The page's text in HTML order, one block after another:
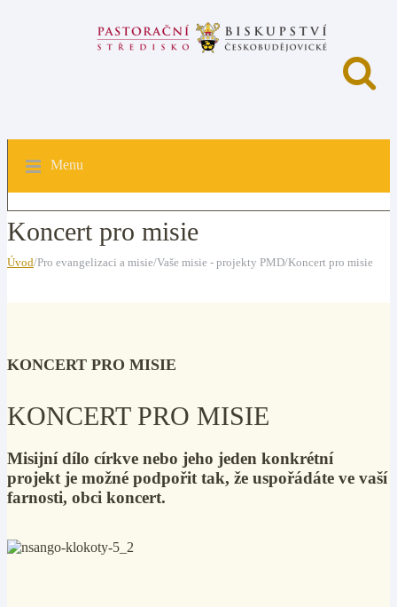
Menu
Koncert pro misie
Úvod/Pro evangelizaci a misie/Vaše misie - projekty PMD/Koncert pro misie
KONCERT PRO MISIE
KONCERT PRO MISIE
Misijní dílo církve nebo jeho jeden konkrétní
projekt je možné podpořit tak, že uspořádáte ve vaší
farnosti, obci koncert.